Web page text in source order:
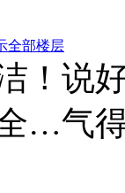
全部楼层
！说
…气